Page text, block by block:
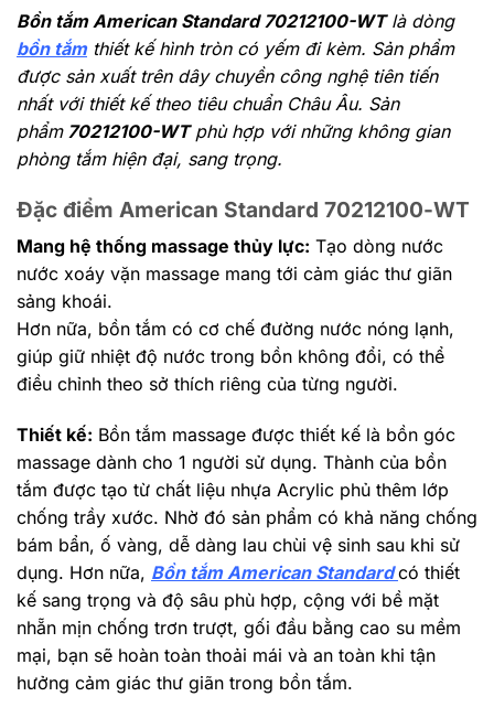
Bồn tắm American Standard 70212100-WTlà dòng
bồn tắmthiết kế hình tròn có yếm đi kèm. Sản phẩm
được sản xuất trên dây chuyền công nghệ tiên tiến
nhất với thiết kế theo tiêu chuẩn Châu Âu. Sản
phẩm70212100-WTphù hợp với những không gian
phòng tắm hiện đại, sang trọng.
Đặc điểm American Standard 70212100-WT
Mang hệ thống massage thủy lực: Tạo dòng nước
nước xoáy vặn massage mang tới cảm giác thư giãn
sảng khoái.
Hơn nữa, bồn tắm có cơ chế đường nước nóng lạnh,
giúp giữ nhiệt độ nước trong bồn không đổi, có thể
điều chỉnh theo sở thích riêng của từng người.
Thiết kế: Bồn tắm massage được thiết kế là bồn góc
massage dành cho 1 người sử dụng. Thành của bồn
tắm được tạo từ chất liệu nhựa Acrylic phủ thêm lớp
chống trầy xước. Nhờ đó sản phẩm có khả năng chống
bám bẩn, ố vàng, dễ dàng lau chùi vệ sinh sau khi sử
dụng. Hơn nữa, Bồn tắm American Standardcó thiết
kế sang trọng và độ sâu phù hợp, cộng với bề mặt
nhẵn mịn chống trơn trượt, gối đầu bằng cao su mềm
mại, bạn sẽ hoàn toàn thoải mái và an toàn khi tận
hưởng cảm giác thư giãn trong bồn tắm.